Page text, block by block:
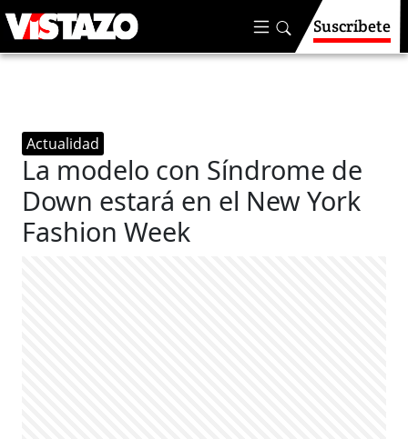
Suscríbete
Actualidad
La modelo con Síndrome de
Down estará en el New York
Fashion Week